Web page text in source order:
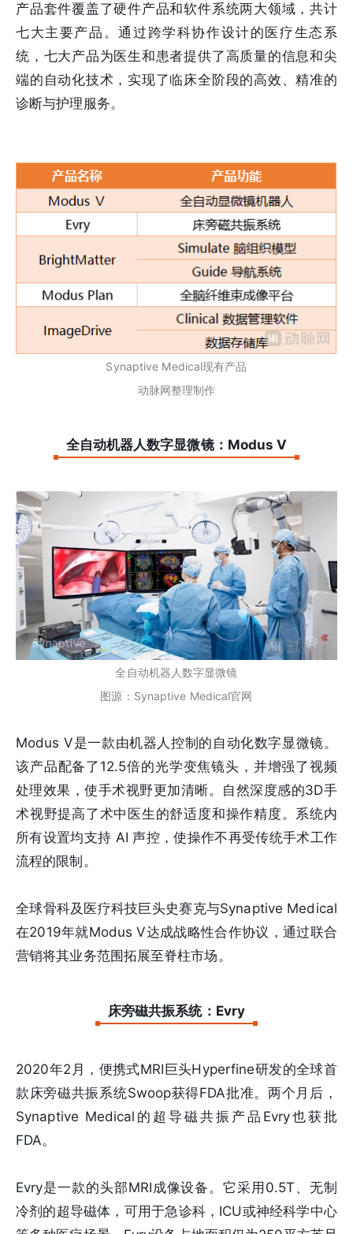
产品套件覆盖了硬件产品和软件系统两大领域，共计
七大主要产品。通过跨学科协作设计的医疗生态系
统，七大产品为医生和患者提供了高质量的信息和尖
端的自动化技术，实现了临床全阶段的高效、精准的
诊断与护理服务。
Synaptive Medical现有产品
动脉网整理制作
全自动机器人数字显微镜：Modus V
全自动机器人数字显微镜
图源：Synaptive Medical官网
Modus V是一款由机器人控制的自动化数字显微镜。
该产品配备了12.5倍的光学变焦镜头，并增强了视频
处理效果，使手术视野更加清晰。自然深度感的3D手
术视野提高了术中医生的舒适度和操作精度。系统内
所有设置均支持 AI 声控，使操作不再受传统手术工作
流程的限制。
全球骨科及医疗科技巨头史赛克与Synaptive Medical
在2019年就Modus V达成战略性合作协议，通过联合
营销将其业务范围拓展至脊柱市场。
床旁磁共振系统：Evry
2020年2月，便携式MRI巨头Hyperfine研发的全球首
款床旁磁共振系统Swoop获得FDA批准。两个月后，
Synaptive Medical的超导磁共振产品Evry也获批
FDA。
Evry是一款的头部MRI成像设备。它采用0.5T、无制
冷剂的超导磁体，可用于急诊科，ICU或神经科学中心